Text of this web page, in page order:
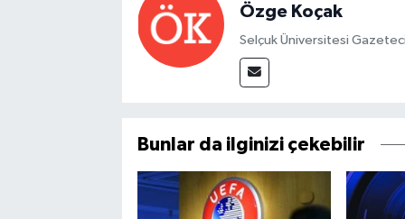
Özge Koçak
Selçuk Üniversitesi
Bunlar da ilginizi çekebilir